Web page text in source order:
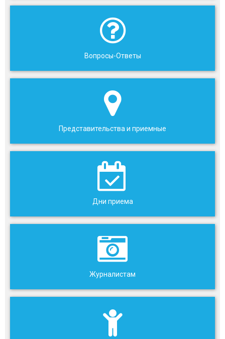
Вопросы-Ответы
Представительства и приемные
Дни приема
Журналистам